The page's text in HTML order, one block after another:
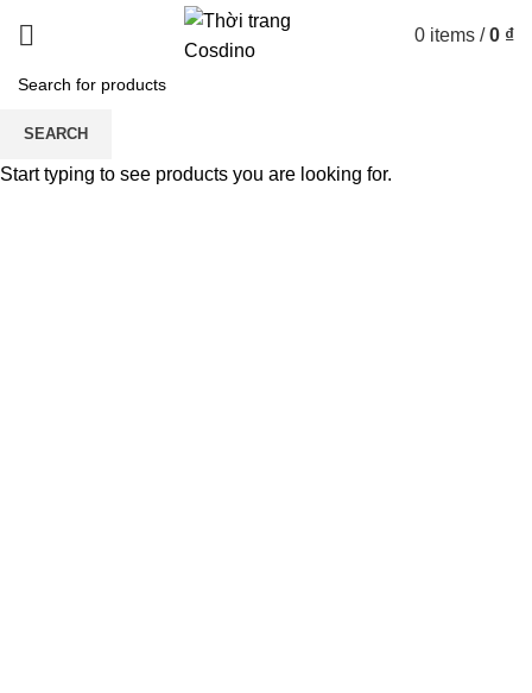
0 items / 0 ₫
SEARCH
Start typing to see products you are looking for.